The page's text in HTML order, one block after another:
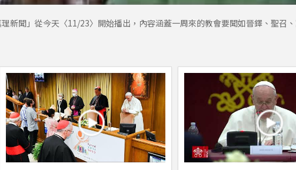
新聞」從今天〈11/23〉開始播出，內容涵蓋一周來的教會要聞如晉鐸、聖召